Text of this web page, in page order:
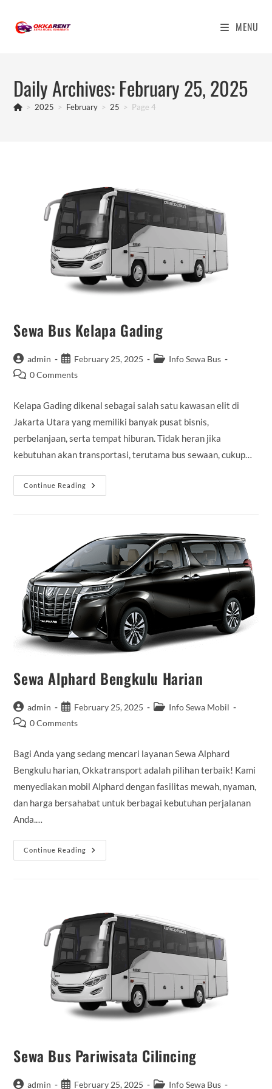
content
MENU
Daily Archives: February 25, 2025
> 2025 > February > 25 > Page 4
Sewa Bus Kelapa Gading
Post
author:
admin
Post
published:
February 25, 2025
PostInfo Sewa Bus
Post0 Comments
Kelapa Gading dikenal sebagai salah satu kawasan elit di
Jakarta Utara yang memiliki banyak pusat bisnis,
perbelanjaan, serta tempat hiburan. Tidak heran jika
kebutuhan akan transportasi, terutama bus sewaan, cukup…
Continue Reading
Sewa
Bus
Sewa Alphard Bengkulu Harian
Post
author:
admin
Post
published:
February 25, 2025
PostInfo Sewa Mobil
Post0 Comments
Bagi Anda yang sedang mencari layanan Sewa Alphard
Bengkulu harian, Okkatransport adalah pilihan terbaik! Kami
menyediakan mobil Alphard dengan fasilitas mewah, nyaman,
dan harga bersahabat untuk berbagai kebutuhan perjalanan
Anda.…
Continue Reading
Sewa
Alphard
Sewa Bus Pariwisata Cilincing
Postadmin PostFebruary 25, 2025 PostInfo Sewa Bus